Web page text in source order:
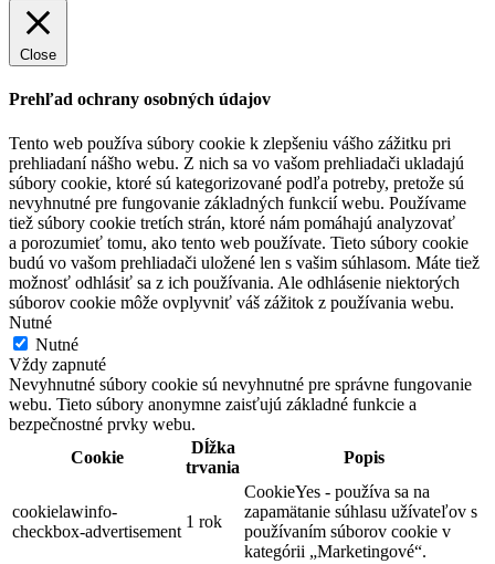
Close
Prehľad ochrany osobných údajov
Tento web používa súbory cookie k zlepšeniu vášho zážitku pri
prehliadaní nášho webu. Z nich sa vo vašom prehliadači ukladajú
súbory cookie, ktoré sú kategorizované podľa potreby, pretože sú
nevyhnutné pre fungovanie základných funkcií webu. Používame
tiež súbory cookie tretích strán, ktoré nám pomáhajú analyzovať
a porozumieť tomu, ako tento web používate. Tieto súbory cookie
budú vo vašom prehliadači uložené len s vašim súhlasom. Máte tiež
možnosť odhlásiť sa z ich používania. Ale odhlásenie niektorých
súborov cookie môže ovplyvniť váš zážitok z používania webu.
Nutné
Nutné
Vždy zapnuté
Nevyhnutné súbory cookie sú nevyhnutné pre správne fungovanie
webu. Tieto súbory anonymne zaisťujú základné funkcie a
bezpečnostné prvky webu.
Cookie
Dĺžka
trvania
Popis
cookielawinfo-
checkbox-advertisement
1 rok
CookieYes - používa sa na
zapamätanie súhlasu užívateľov s
používaním súborov cookie v
kategórii „Marketingové“.